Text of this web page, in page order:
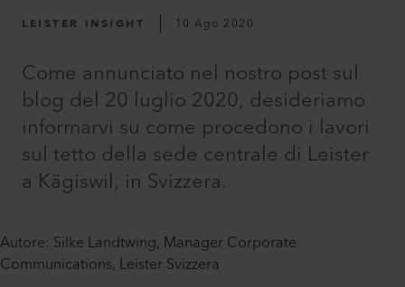
LEISTER INSIGHT 10 Ago 2020
Come annunciato nel nostro post sul
blog del 20 luglio 2020, desideriamo
informarvi su come procedono i lavori
sul tetto della sede centrale di Leister
a Kägiswil, in Svizzera.
Autore: Silke Landtwing, Manager Corporate
Communications, Leister Svizzera